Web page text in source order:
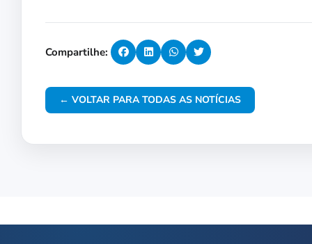
Compartilhe:
← VOLTAR PARA TODAS AS NOTÍCIAS